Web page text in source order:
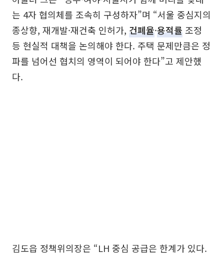
는 4자 협의체를 조속히 구성하자”며 “서울 중심지의
종상향, 재개발·재건축 인허가, 건폐율·용적률 조정
등 현실적 대책을 논의해야 한다. 주택 문제만큼은 정
파를 넘어선 협치의 영역이 되어야 한다”고 제안했
다.
김도읍 정책위의장은 “LH 중심 공급은 한계가 있다.